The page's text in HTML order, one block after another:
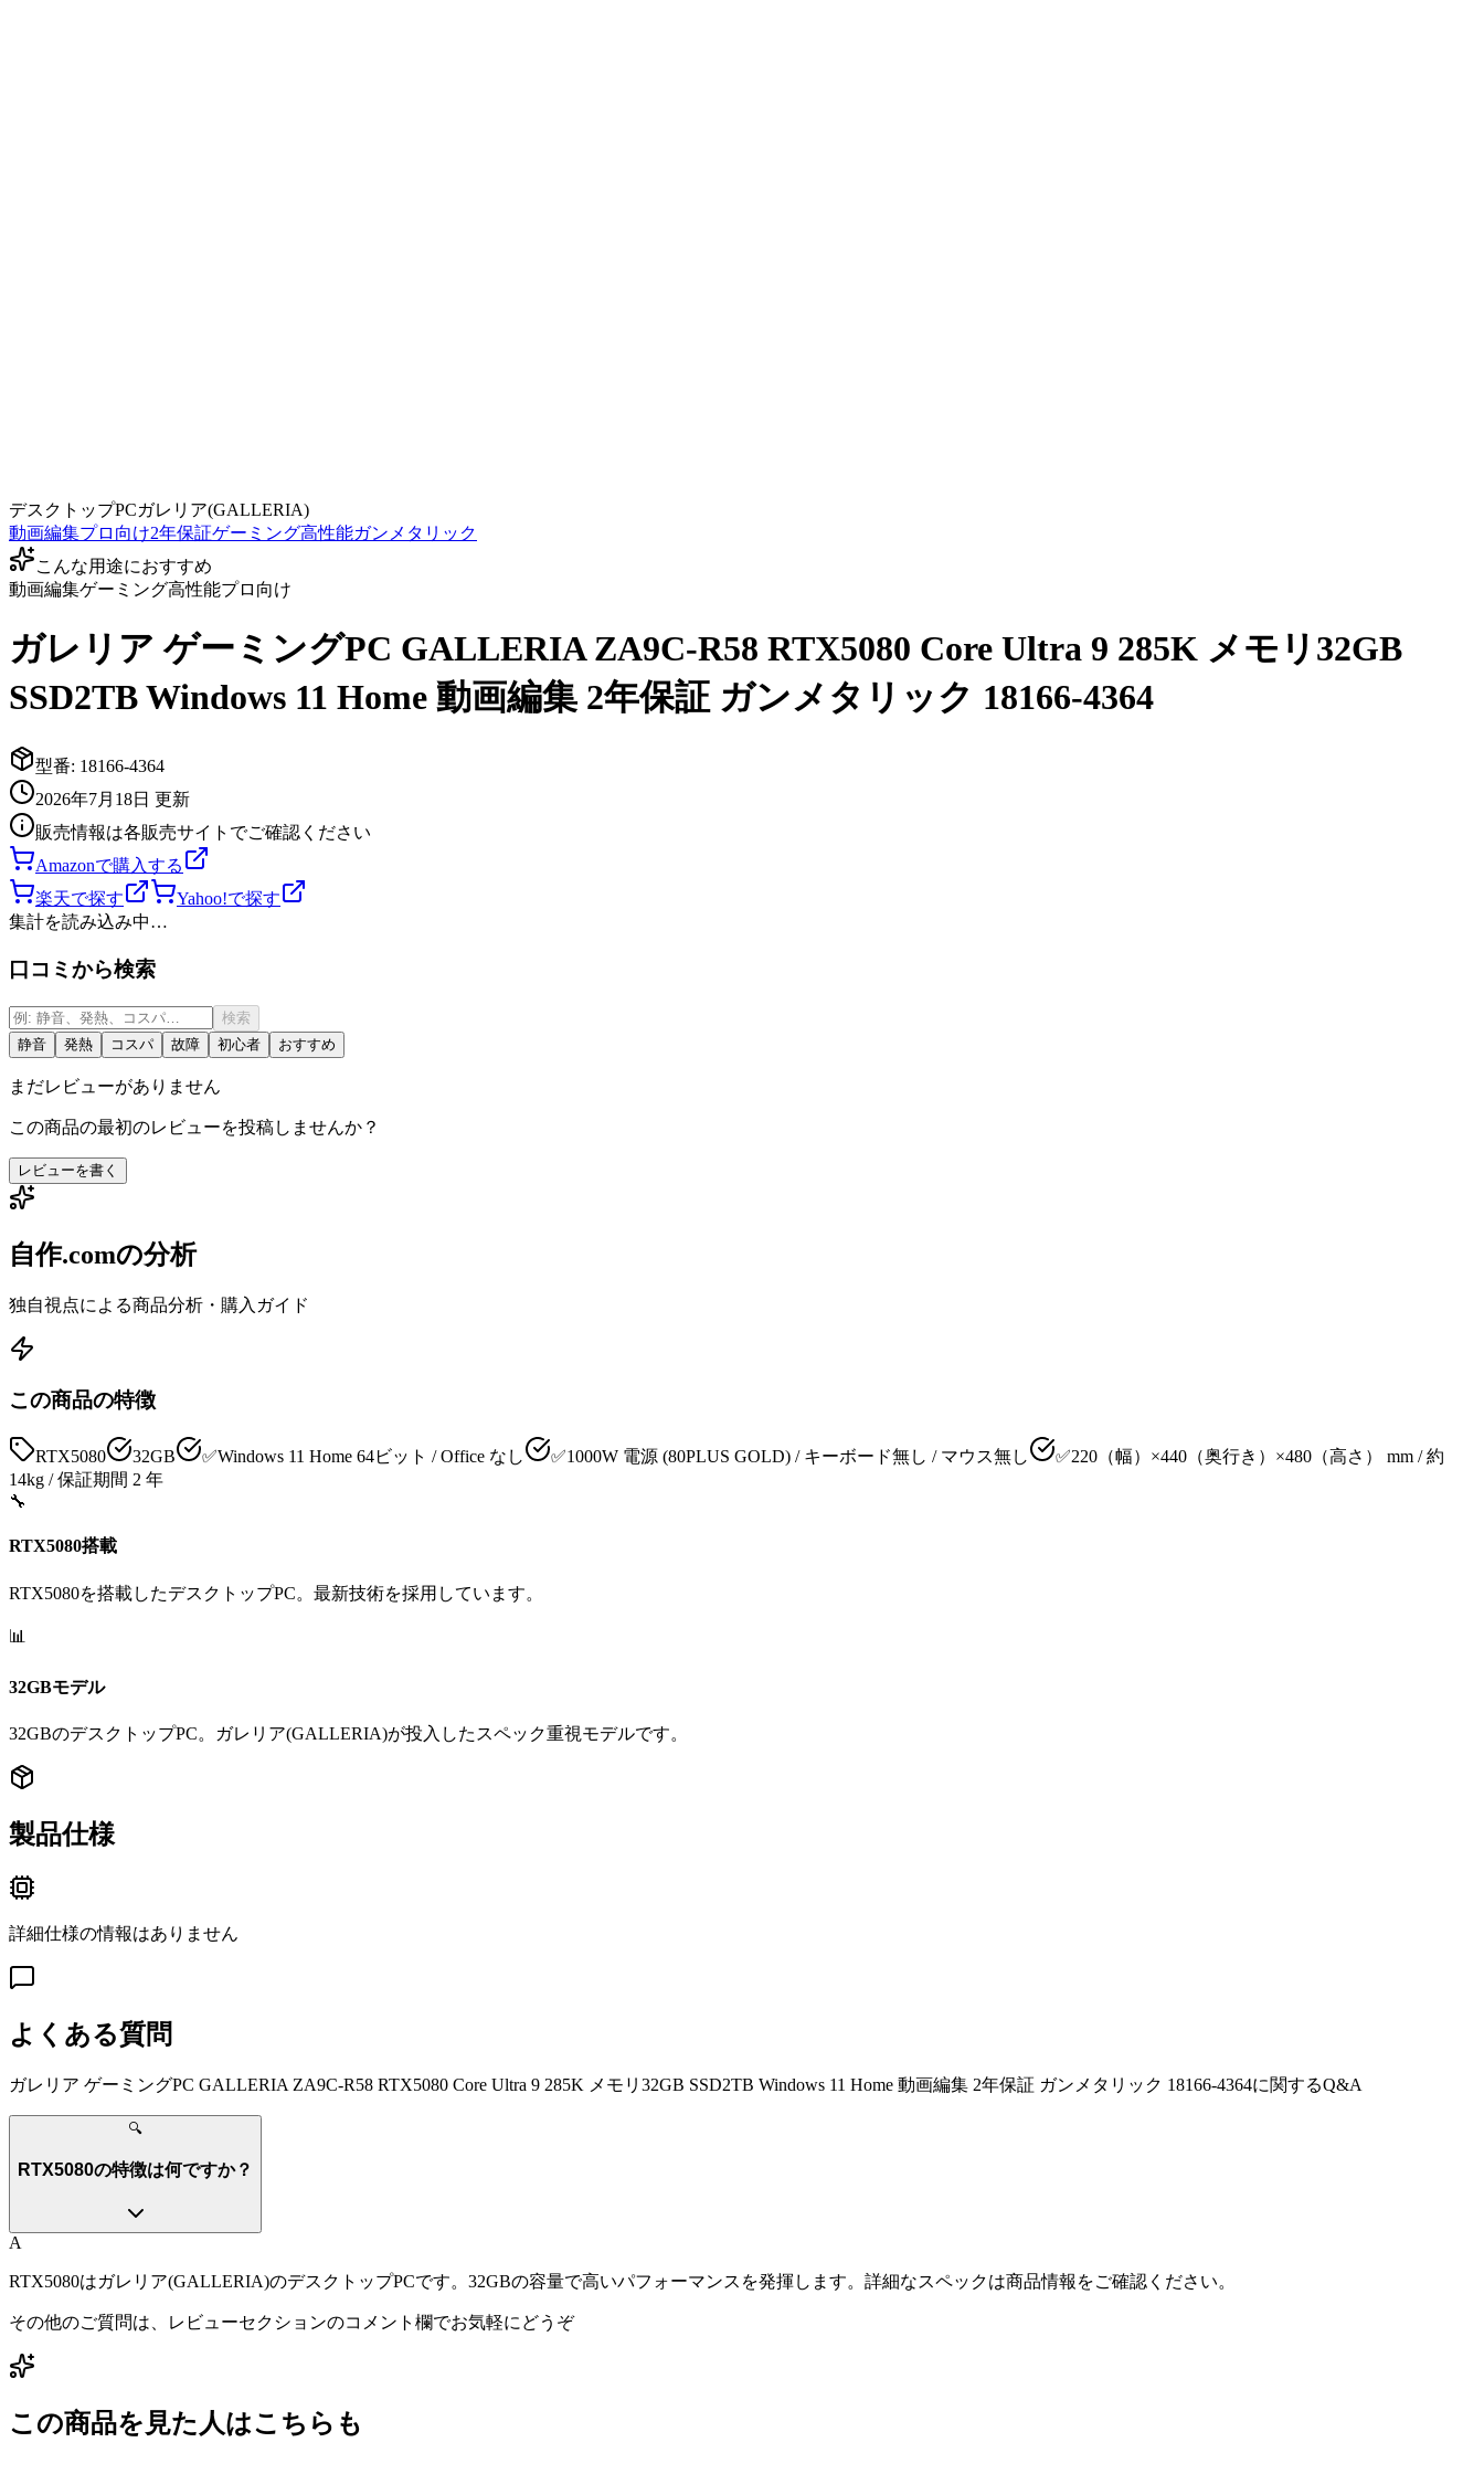
デスクトップPCガレリア(GALLERIA)
動画編集プロ向け2年保証ゲーミング高性能ガンメタリック
こんな用途におすすめ
動画編集ゲーミング高性能プロ向け
ガレリア ゲーミングPC GALLERIA ZA9C-R58 RTX5080 Core Ultra 9 285K メモリ32GB
SSD2TB Windows 11 Home 動画編集 2年保証 ガンメタリック 18166-4364
型番: 18166-4364
2026年7月18日 更新
販売情報は各販売サイトでご確認ください
Amazonで購入する
楽天で探す
Yahoo!で探す
集計を読み込み中…
口コミから検索
検索
静音
発熱 コスパ 故障 初心者 おすすめ
まだレビューがありません
この商品の最初のレビューを投稿しませんか？
レビューを書く
自作.comの分析
独自視点による商品分析・購入ガイド
この商品の特徴
RTX5080 32GB ✅Windows 11 Home 64ビット / Office なし ✅1000W 電源 (80PLUS GOLD) / キーボード無し / マウス無し
✅220（幅）×440（奥行き）×480（高さ） mm / 約
14kg / 保証期間 2 年
🔧
RTX5080搭載
RTX5080を搭載したデスクトップPC。最新技術を採用しています。
📊
32GBモデル
32GBのデスクトップPC。ガレリア(GALLERIA)が投入したスペック重視モデルです。
製品仕様
詳細仕様の情報はありません
よくある質問
ガレリア ゲーミングPC GALLERIA ZA9C-R58 RTX5080 Core Ultra 9 285K メモリ32GB SSD2TB Windows 11 Home 動画編集 2年保証 ガンメタリック 18166-4364に関するQ&A
🔍
RTX5080の特徴は何ですか？
A
RTX5080はガレリア(GALLERIA)のデスクトップPCです。32GBの容量で高いパフォーマンスを発揮します。詳細なスペックは商品情報をご確認ください。
その他のご質問は、レビューセクションのコメント欄でお気軽にどうぞ
この商品を見た人はこちらも